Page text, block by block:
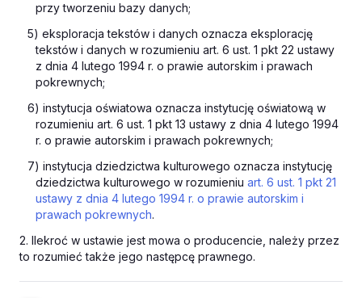
przy tworzeniu bazy danych;
5) eksploracja tekstów i danych oznacza eksplorację
tekstów i danych w rozumieniu art. 6 ust. 1 pkt 22 ustawy
z dnia 4 lutego 1994 r. o prawie autorskim i prawach
pokrewnych;
6) instytucja oświatowa oznacza instytucję oświatową w
rozumieniu art. 6 ust. 1 pkt 13 ustawy z dnia 4 lutego 1994
r. o prawie autorskim i prawach pokrewnych;
7) instytucja dziedzictwa kulturowego oznacza instytucję
dziedzictwa kulturowego w rozumieniu art. 6 ust. 1 pkt 21
ustawy z dnia 4 lutego 1994 r. o prawie autorskim i
prawach pokrewnych.
2. Ilekroć w ustawie jest mowa o producencie, należy przez
to rozumieć także jego następcę prawnego.